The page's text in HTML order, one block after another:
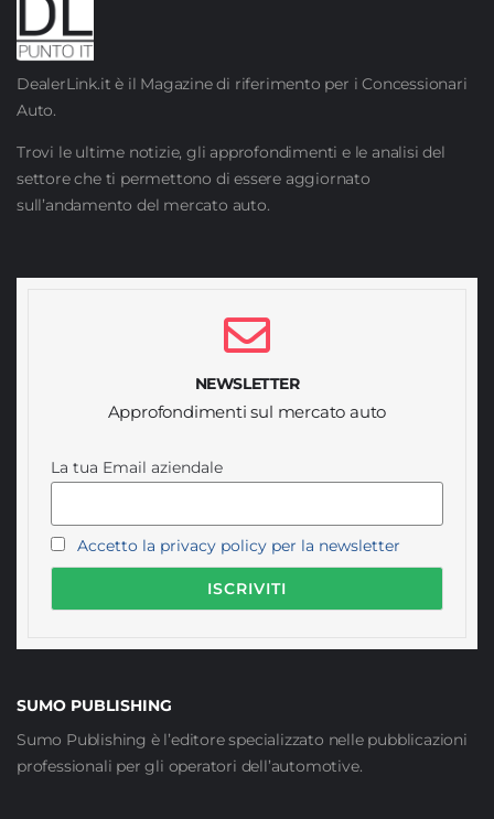
DealerLink.it è il Magazine di riferimento per i Concessionari
Auto.
Trovi le ultime notizie, gli approfondimenti e le analisi del
settore che ti permettono di essere aggiornato
sull’andamento del mercato auto.
NEWSLETTER
Approfondimenti sul mercato auto
La tua Email aziendale
Accetto la privacy policy per la newsletter
SUMO PUBLISHING
Sumo Publishing è l’editore specializzato nelle pubblicazioni
professionali per gli operatori dell’automotive.